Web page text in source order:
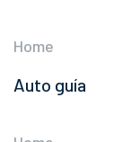
Home
Auto guía